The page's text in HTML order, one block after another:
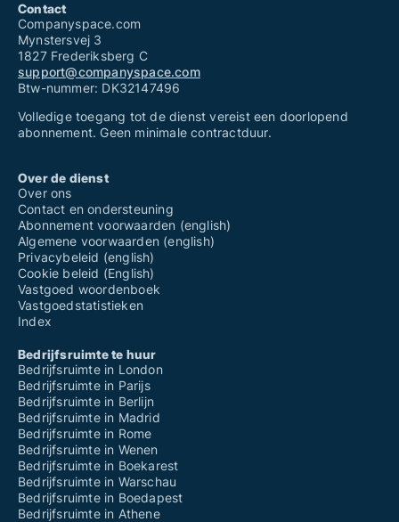
Contact
Companyspace.com
Mynstersvej 3
1827 Frederiksberg C
support@companyspace.com
Btw-nummer: DK32147496
Volledige toegang tot de dienst vereist een doorlopend
abonnement. Geen minimale contractduur.
Over de dienst
Over ons
Contact en ondersteuning
Abonnement voorwaarden (english)
Algemene voorwaarden (english)
Privacybeleid (english)
Cookie beleid (English)
Vastgoed woordenboek
Vastgoedstatistieken
Index
Bedrijfsruimte te huur
Bedrijfsruimte in London
Bedrijfsruimte in Parijs
Bedrijfsruimte in Berlijn
Bedrijfsruimte in Madrid
Bedrijfsruimte in Rome
Bedrijfsruimte in Wenen
Bedrijfsruimte in Boekarest
Bedrijfsruimte in Warschau
Bedrijfsruimte in Boedapest
Bedrijfsruimte in Athene